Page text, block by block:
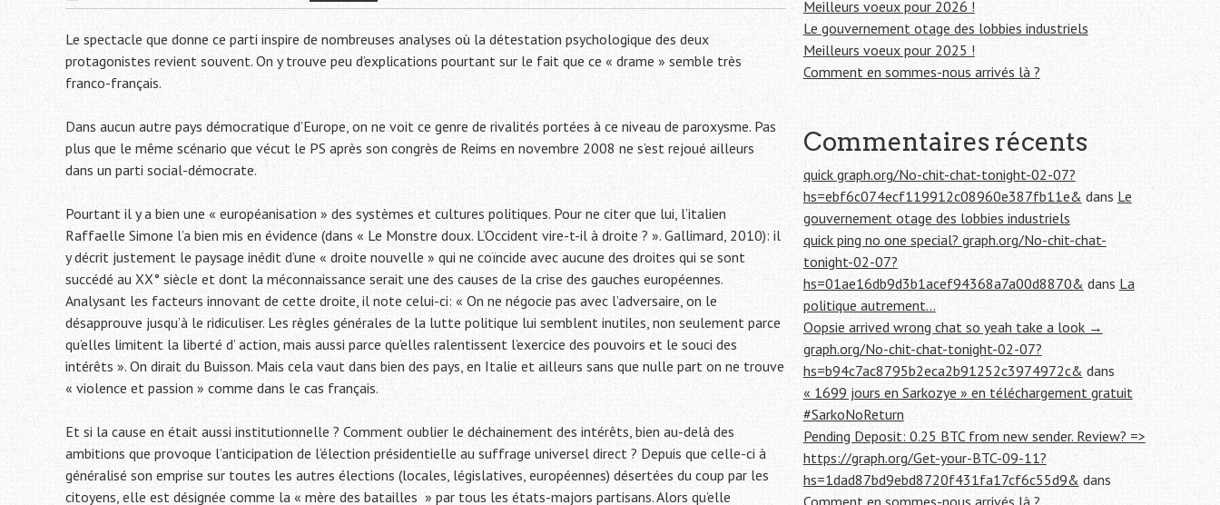
Le spectacle que donne ce parti inspire de nombreuses analyses où la détestation psychologique des deux
protagonistes revient souvent. On y trouve peu d’explications pourtant sur le fait que ce « drame » semble très
franco-français.
Dans aucun autre pays démocratique d’Europe, on ne voit ce genre de rivalités portées à ce niveau de paroxysme. Pas
plus que le même scénario que vécut le PS après son congrès de Reims en novembre 2008 ne s’est rejoué ailleurs
dans un parti social-démocrate.
Pourtant il y a bien une « européanisation » des systèmes et cultures politiques. Pour ne citer que lui, l’italien
Raffaelle Simone l’a bien mis en évidence (dans « Le Monstre doux. L’Occident vire-t-il à droite ? ». Gallimard, 2010): il
y décrit justement le paysage inédit d’une « droite nouvelle » qui ne coïncide avec aucune des droites qui se sont
succédé au XX° siècle et dont la méconnaissance serait une des causes de la crise des gauches européennes.
Analysant les facteurs innovant de cette droite, il note celui-ci: « On ne négocie pas avec l’adversaire, on le
désapprouve jusqu’à le ridiculiser. Les règles générales de la lutte politique lui semblent inutiles, non seulement parce
qu’elles limitent la liberté d’ action, mais aussi parce qu’elles ralentissent l’exercice des pouvoirs et le souci des
intérêts ». On dirait du Buisson. Mais cela vaut dans bien des pays, en Italie et ailleurs sans que nulle part on ne trouve
« violence et passion » comme dans le cas français.
Et si la cause en était aussi institutionnelle ? Comment oublier le déchainement des intérêts, bien au-delà des
ambitions que provoque l’anticipation de l’élection présidentielle au suffrage universel direct ? Depuis que celle-ci à
généralisé son emprise sur toutes les autres élections (locales, législatives, européennes) désertées du coup par les
citoyens, elle est désignée comme la « mère des batailles » par tous les états-majors partisans. Alors qu’elle
r
:
Meilleurs voeux pour 2026 !
Le gouvernement otage des lobbies industriels
Meilleurs voeux pour 2025 !
Comment en sommes-nous arrivés là ?
Commentaires récents
quick graph.org/No-chit-chat-tonight-02-07?
hs=ebf6c074ecf119912c08960e387fb11e& dans Le
gouvernement otage des lobbies industriels
quick ping no one special? graph.org/No-chit-chat-
tonight-02-07?
hs=01ae16db9d3b1acef94368a7a00d8870& dans La
politique autrement…
Oopsie arrived wrong chat so yeah take a look →
graph.org/No-chit-chat-tonight-02-07?
hs=b94c7ac8795b2eca2b91252c3974972c& dans
« 1699 jours en Sarkozye » en téléchargement gratuit
#SarkoNoReturn
Pending Deposit: 0.25 BTC from new sender. Review? =>
https://graph.org/Get-your-BTC-09-11?
hs=1dad87bd9ebd8720f431fa17cf6c55d9& dans
Comment en sommes-nous arrivés là ?